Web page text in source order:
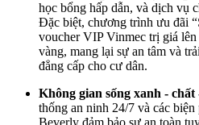
học bổng hấp dẫn, và dịch vụ
Đặc biệt, chương trình ưu đãi
voucher VIP Vinmec trị giá
vàng, mang lại sự an tâm và
đẳng cấp cho cư dân.
Không gian sống xanh - chất
thống an ninh 24/7 và các
Beverly đảm bảo sự an toàn